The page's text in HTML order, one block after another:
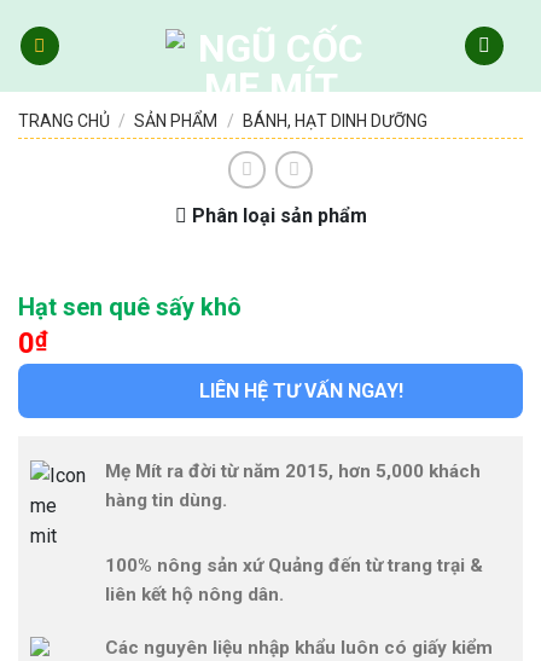
TRANG CHỦ / SẢN PHẨM / BÁNH, HẠT DINH DƯỠNG
Phân loại sản phẩm
Hạt sen quê sấy khô
0₫
LIÊN HỆ TƯ VẤN NGAY!
Mẹ Mít ra đời từ năm 2015, hơn 5,000 khách
hàng tin dùng.
100% nông sản xứ Quảng đến từ trang trại &
liên kết hộ nông dân.
Các nguyên liệu nhập khẩu luôn có giấy kiểm